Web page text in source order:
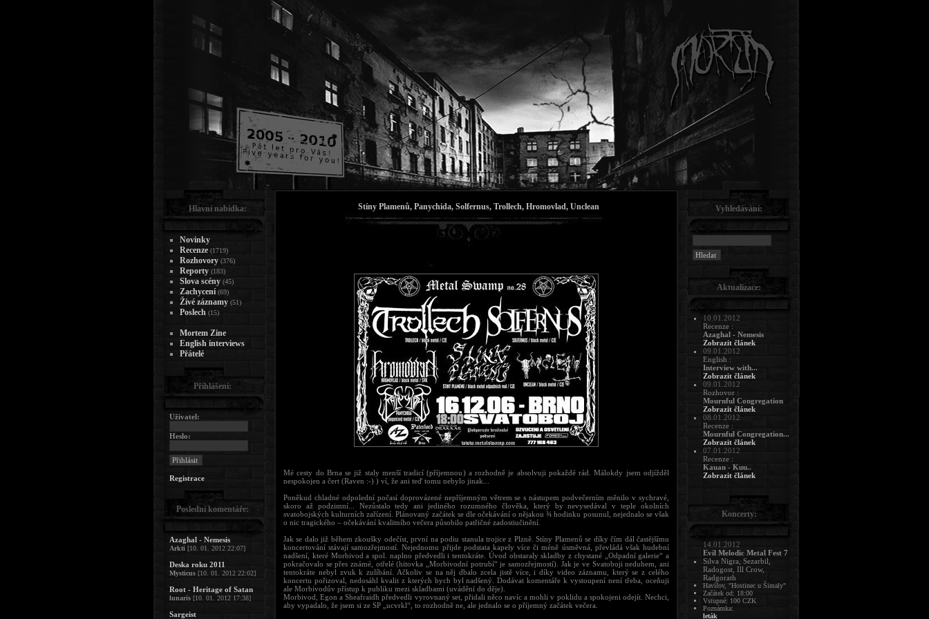
Stíny Plamenů, Panychida, Solfernus, Trollech, Hromovlad, Unclean
Mé cesty do Brna se již staly menší tradicí (příjemnou) a rozhodně je absolvuji pokaždé rád. Málokdy jsem odjížděl
nespokojen a čert (Raven :-) ) ví, že ani teď tomu nebylo jinak...
Poněkud chladné odpolední počasí doprovázené nepříjemným větrem se s nástupem podvečerním měnilo v sychravé,
skoro až podzimní... Nezůstalo tedy ani jediného rozumného člověka, který by nevysedával v teple okolních
svatobojských kulturních zařízení. Plánovaný začátek se dle očekávání o nějakou ¾ hodinku posunul, nejednalo se však
o nic tragického – očekávání kvalitního večera působilo patřičné zadostiučinění.
Jak se dalo již během zkoušky odečíst, první na podiu stanula trojice z Plzně. Stíny Plamenů se díky čím dál častějšímu
koncertování stávají samozřejmostí. Nejednomu přijde podstata kapely více či méně úsměvná, převládá však hudební
nadšení, které Morbivod a spol. naplno předvedli i tentokráte. Úvod obstaraly skladby z chystané „Odpadní galerie“ a
pokračovalo se přes známé, otřelé (hitovka „Morbivodní potrubí“ je samozřejmostí). Jak je ve Svatoboji neduhem, ani
tentokráte nebyl zvuk k zulíbání. Ačkoliv se na něj dbalo zcela jistě více, i díky video záznamu, který se z celého
koncertu pořizoval, nedosáhl kvalit z kterých bych byl nadšený. Dodávat komentáře k vystoupení není třeba, oceňuji
ale Morbivodův přístup k publiku mezi skladbami (uvádění do děje).
Morbivod, Egon a Sheafraidh předvedli vyrovnaný set, přidali něco navíc a mohli v poklidu a spokojeni odejít. Nechci,
aby vypadalo, že jsem si ze SP „ucvrkl“, to rozhodně ne, ale jednalo se o příjemný začátek večera.
Hlavní nabídka:
Novinky
Recenze (1719)
Rozhovory (376)
Reporty (183)
Slova scény (45)
Zachycení (69)
Živé záznamy (51)
Poslech (15)
Mortem Zine
English interviews
Přátelé
Přihlášení:
Uživatel:
Heslo:
Registrace
Poslední komentáře:
Azaghal - Nemesis
Arkti [10. 01. 2012 22:07]
Deska roku 2011
Mysticus [10. 01. 2012 22:02]
Root - Heritage of Satan
lunaris [10. 01. 2012 17:38]
Sargeist
Vyhledávání:
Aktualizace:
10.01.2012
Recenze :
Azaghal - Nemesis
Zobrazit článek
09.01.2012
English :
Interview with...
Zobrazit článek
09.01.2012
Rozhovor :
Mournful Congregation
Zobrazit článek
08.01.2012
Recenze :
Mournful Congregation...
Zobrazit článek
07.01.2012
Recenze :
Kauan - Kuu..
Zobrazit článek
Koncerty:
14.01.2012
Evil Melodic Metal Fest 7
Silva Nigra, Sezarbil,
Radogost, Ill Crow,
Radgorath
Havířov, "Hostinec u Šimaly"
Začátek od: 18:00
Vstupné: 100 CZK
Poznámka:
leták